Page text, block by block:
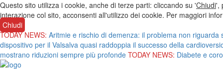
Questo sito utilizza i cookie, anche di terze parti: cliccando su 'Chiudi',
interazione col sito, acconsenti all'utilizzo dei cookie. Per maggiori
Chiudi
TODAY NEWS: Aritmie e rischio di demenza: il problema non
dispositivo per il Valsalva quasi raddoppia il successo della
mostrano riduzioni sempre più profonde TODAY NEWS: Diabete e